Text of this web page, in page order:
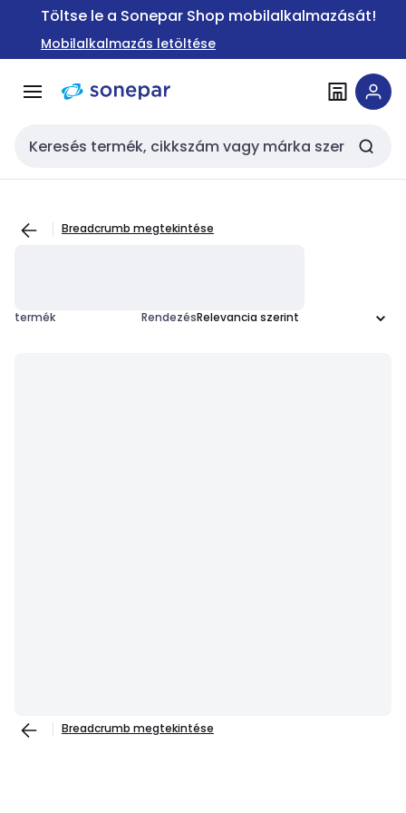
Ugrás a
Ugrás a
tartalomra
Töltse le a Sonepar Shop mobilalkalmazását!
Mobilalkalmazás letöltése
Keresési bemenet
Breadcrumb megtekintése
termék Rendezés
Breadcrumb megtekintése